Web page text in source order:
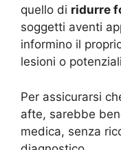
quello di ridurre
soggetti aventi
informino il
lesioni o
Per assicurarsi
afte, sarebbe
medica, senza